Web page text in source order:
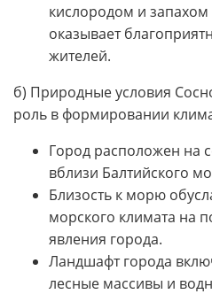
кислородом и запахом
оказывает
жителей.
б) Природные условия
роль в формировании
Город расположен на
вблизи Балтийского
Близость к морю
морского климата на
явления города.
Ландшафт города
лесные массивы и